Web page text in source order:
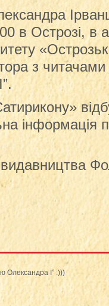
в Острозі, в
з
інформація
Олександра І” :)))